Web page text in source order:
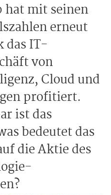
hat mit seinen
erneut
das IT-
von
Cloud und
profitiert.
ist das
bedeutet das
die Aktie des